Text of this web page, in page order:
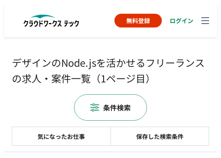
無料登録 ログイン
デザインのNode.jsを活かせるフリーランス
の求人・案件一覧（1ページ目）
気になったお仕事 保存した検索条件
条件検索